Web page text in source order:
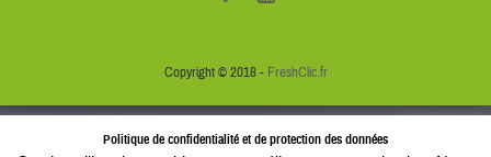
Copyright © 2018 - FreshClic.fr
Politique de confidentialité et de protection des données